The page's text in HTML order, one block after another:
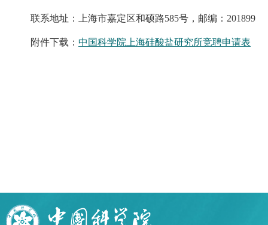
联系地址：上海市嘉定区和硕路585号，邮编：201899
附件下载： 中国科学院上海硅酸盐研究所竞聘申请表